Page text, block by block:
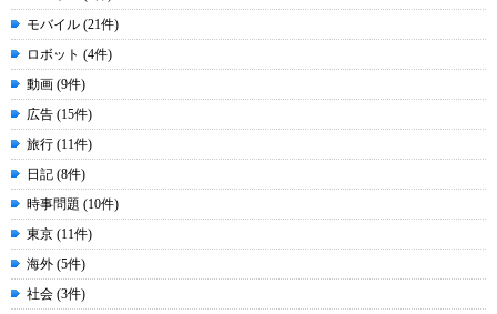
モバイル (21件)
ロボット (4件)
動画 (9件)
広告 (15件)
旅行 (11件)
日記 (8件)
時事問題 (10件)
東京 (11件)
海外 (5件)
社会 (3件)